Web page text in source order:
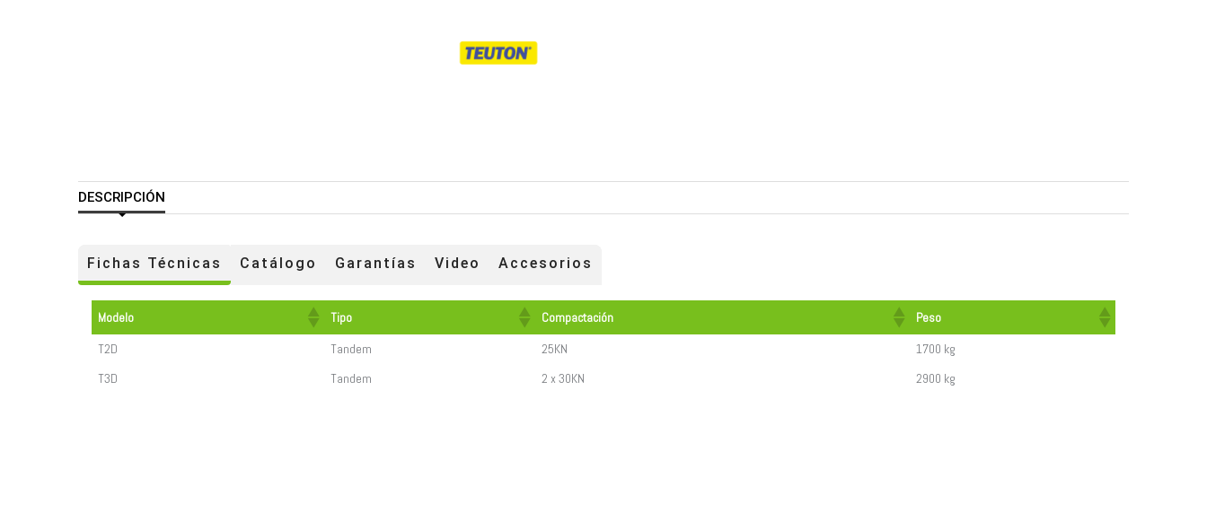
DESCRIPCIÓN
Fichas Técnicas Catálogo Garantías Video Accesorios
Modelo Tipo Compactación
Peso
T2D
Tandem 25KN
1700 kg
T3D
Tandem 2 x 30KN 2900 kg